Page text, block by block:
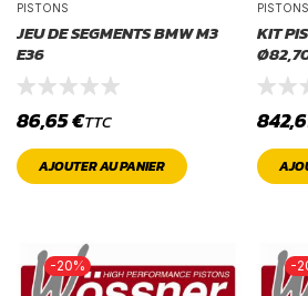
PISTONS
JEU DE SEGMENTS BMW M3
E36
86,65€TTC
AJOUTER AU PANIER
PISTONS
KIT
-20% -